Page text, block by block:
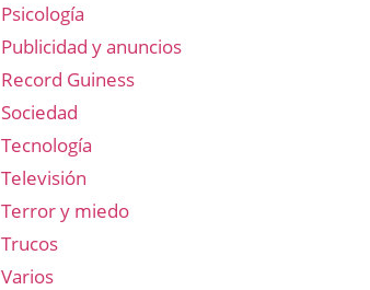
Psicología
Publicidad y anuncios
Record Guiness
Sociedad
Tecnología
Televisión
Terror y miedo
Trucos
Varios